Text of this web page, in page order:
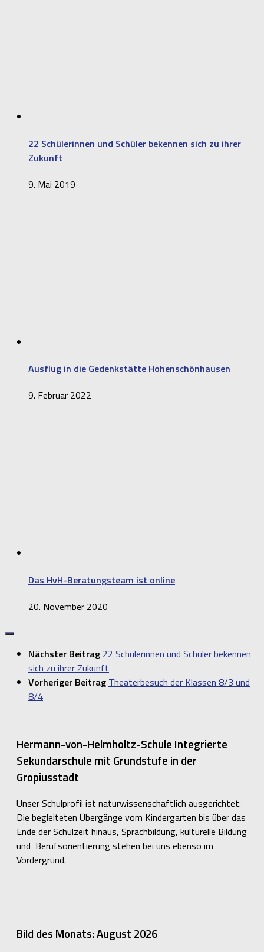
22 Schülerinnen und Schüler bekennen sich zu ihrer
Zukunft
9. Mai 2019
Ausflug in die Gedenkstätte Hohenschönhausen
9. Februar 2022
Das HvH-Beratungsteam ist online
20. November 2020
Nächster Beitrag 22 Schülerinnen und Schüler bekennen
sich zu ihrer Zukunft
Vorheriger Beitrag Theaterbesuch der Klassen 8/3 und
8/4
Hermann-von-Helmholtz-Schule Integrierte
Sekundarschule mit Grundstufe in der
Gropiusstadt
Unser Schulprofil ist naturwissenschaftlich ausgerichtet.
Die begleiteten Übergänge vom Kindergarten bis über das
Ende der Schulzeit hinaus, Sprachbildung, kulturelle Bildung
und Berufsorientierung stehen bei uns ebenso im
Vordergrund.
Bild des Monats: August 2026